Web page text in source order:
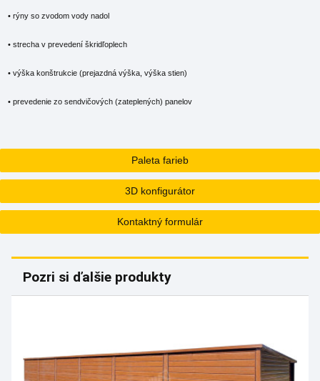
Paleta farieb
3D konfigurátor
Kontaktný formulár
• rýny so zvodom vody nadol
• strecha v prevedení škridľoplech
• výška konštrukcie (prejazdná výška, výška stien)
• prevedenie zo sendvičových (zateplených) panelov
Pozri si ďalšie produkty